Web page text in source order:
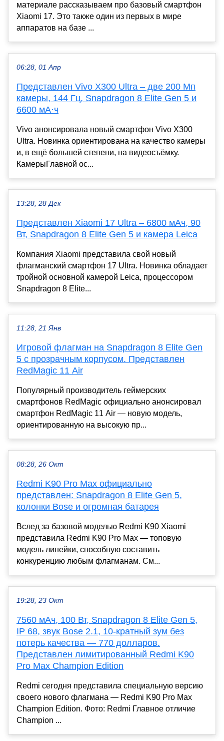
материале рассказываем про базовый смартфон
Xiaomi 17. Это также один из первых в мире
аппаратов на базе ...
06:28, 01 Апр
Представлен Vivo X300 Ultra – две 200 Мп
камеры, 144 Гц, Snapdragon 8 Elite Gen 5 и
6600 мА·ч
Vivo анонсировала новый смартфон Vivo X300
Ultra. Новинка ориентирована на качество камеры
и, в ещё большей степени, на видеосъёмку.
КамерыГлавной ос...
13:28, 28 Дек
Представлен Xiaomi 17 Ultra – 6800 мАч, 90
Вт, Snapdragon 8 Elite Gen 5 и камера Leica
Компания Xiaomi представила свой новый
флагманский смартфон 17 Ultra. Новинка обладает
тройной основной камерой Leica, процессором
Snapdragon 8 Elite...
11:28, 21 Янв
Игровой флагман на Snapdragon 8 Elite Gen
5 с прозрачным корпусом. Представлен
RedMagic 11 Air
Популярный производитель геймерских
смартфонов RedMagic официально анонсировал
смартфон RedMagic 11 Air — новую модель,
ориентированную на высокую пр...
08:28, 26 Окт
Redmi K90 Pro Max официально
представлен: Snapdragon 8 Elite Gen 5,
колонки Bose и огромная батарея
Вслед за базовой моделью Redmi K90 Xiaomi
представила Redmi K90 Pro Max — топовую
модель линейки, способную составить
конкуренцию любым флагманам. См...
19:28, 23 Окт
7560 мАч, 100 Вт, Snapdragon 8 Elite Gen 5,
IP 68, звук Bose 2.1, 10-кратный зум без
потерь качества — 770 долларов.
Представлен лимитированный Redmi K90
Pro Max Champion Edition
Redmi сегодня представила специальную версию
своего нового флагмана — Redmi K90 Pro Max
Champion Edition. Фото: Redmi Главное отличие
Champion ...